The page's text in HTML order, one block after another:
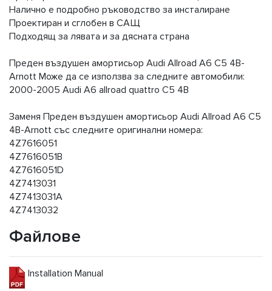
Налично е подробно ръководство за инсталиране
Проектиран и сглобен в САЩ
Подходящ за лявата и за дясната страна
Преден въздушен амортисьор Audi Allroad A6 C5 4B-
Arnott Може да се използва за следните автомобили:
2000-2005 Audi A6 allroad quattro C5 4B
Заменя Преден въздушен амортисьор Audi Allroad A6 C5
4B-Arnott със следните оригинални номера:
4Z7616051
4Z7616051B
4Z7616051D
4Z7413031
4Z7413031A
4Z7413032
Файлове
Installation Manual